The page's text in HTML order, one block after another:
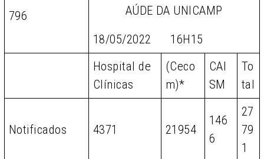
796
AÚDE DA UNICAMP
18/05/2022 16H15
Hospital de
Clínicas
(Ceco
m)*
CAI
SM
To
tal
Notificados 4371 21954
146
6
27
79
1